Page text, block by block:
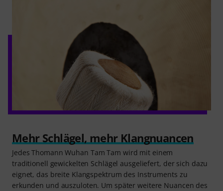
Mehr Schlägel, mehr Klangnuancen
Jedes Thomann Wuhan Tam Tam wird mit einem
traditionell gewickelten Schlägel ausgeliefert, der sich dazu
eignet, das breite Klangspektrum des Instruments zu
erkunden und auszuloten. Um später weitere Nuancen des